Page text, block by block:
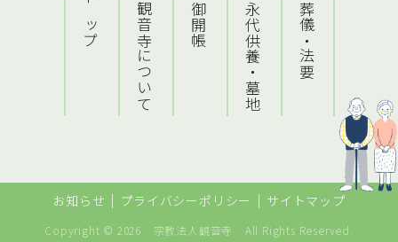
トップ 観音寺について 御開帳 永代供養・墓地 葬儀・法要
Copyright © 2026 宗教法人観音寺 All Rights Reserved.
お知らせ プライバシーポリシー サイトマップ